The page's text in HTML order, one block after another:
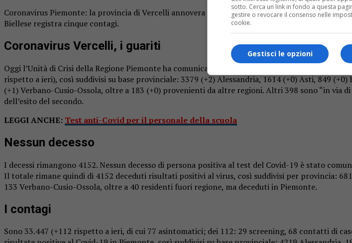
Coronavirus Piemonte: la provincia di Vercelli annovera quattro nuovi casi e ben otto
Biellese registra cinque contagi.
Coronavirus Vercelli, i guariti
Oggi l’Unità di Crisi della Regione Piemonte ha comunicato che i pazienti virologicamente
rispetto a ieri), così suddivisi su base provinciale: 3379 (+2) Alessandria, 1614 (+0) Asti, 849
(+1) Verbano-Cusio-Ossola, oltre a 183 (+0) provenienti da altre regioni. Altri 398 sono “in via
dell’esito del secondo.
LEGGI ANCHE: Test anti-Covid per il personale della scuola
Nessun decesso
I decessi rimangono 4152. Nessun decesso di persona positiva al test del Covid-19 è stato
Il totale rimane quindi di 4152 deceduti risultati positivi al virus, così suddivisi per provincia:
133 Verbano-Cusio-Ossola, oltre a 40 residenti fuori regione, ma deceduti in Piemonte.
I contagi
Sono 33.447 (+112 rispetto a ieri, di cui 77 asintomatici; dei 112: 29 screening, 68 contatti di
sotto. Cerca un link in fondo a questa
gestire o revocare il consenso nelle
cookie.
Gestisci le opzioni